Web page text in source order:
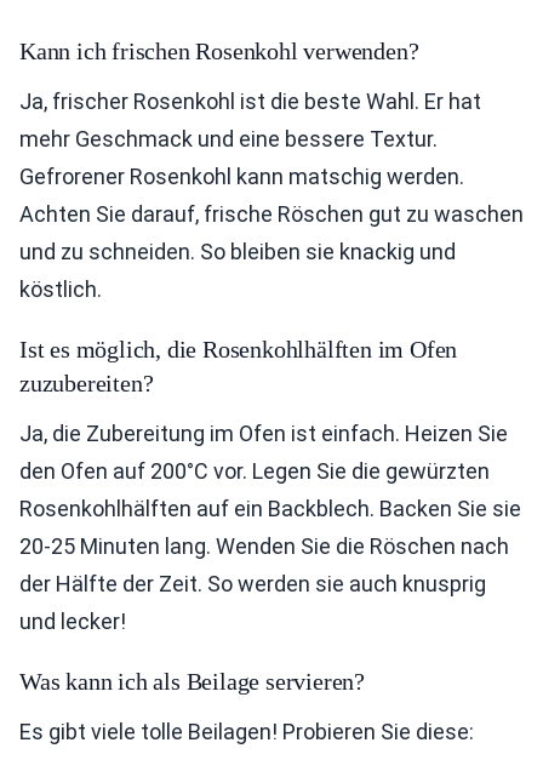
Kann ich frischen Rosenkohl verwenden?
Ja, frischer Rosenkohl ist die beste Wahl. Er hat
mehr Geschmack und eine bessere Textur.
Gefrorener Rosenkohl kann matschig werden.
Achten Sie darauf, frische Röschen gut zu waschen
und zu schneiden. So bleiben sie knackig und
köstlich.
Ist es möglich, die Rosenkohlhälften im Ofen
zuzubereiten?
Ja, die Zubereitung im Ofen ist einfach. Heizen Sie
den Ofen auf 200°C vor. Legen Sie die gewürzten
Rosenkohlhälften auf ein Backblech. Backen Sie sie
20-25 Minuten lang. Wenden Sie die Röschen nach
der Hälfte der Zeit. So werden sie auch knusprig
und lecker!
Was kann ich als Beilage servieren?
Es gibt viele tolle Beilagen! Probieren Sie diese: